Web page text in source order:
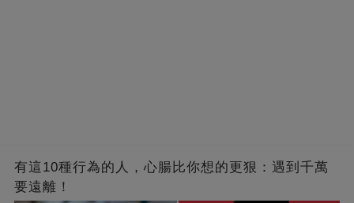
有這10種行為的人，心腸比你想的更狠：遇到千萬
要遠離！